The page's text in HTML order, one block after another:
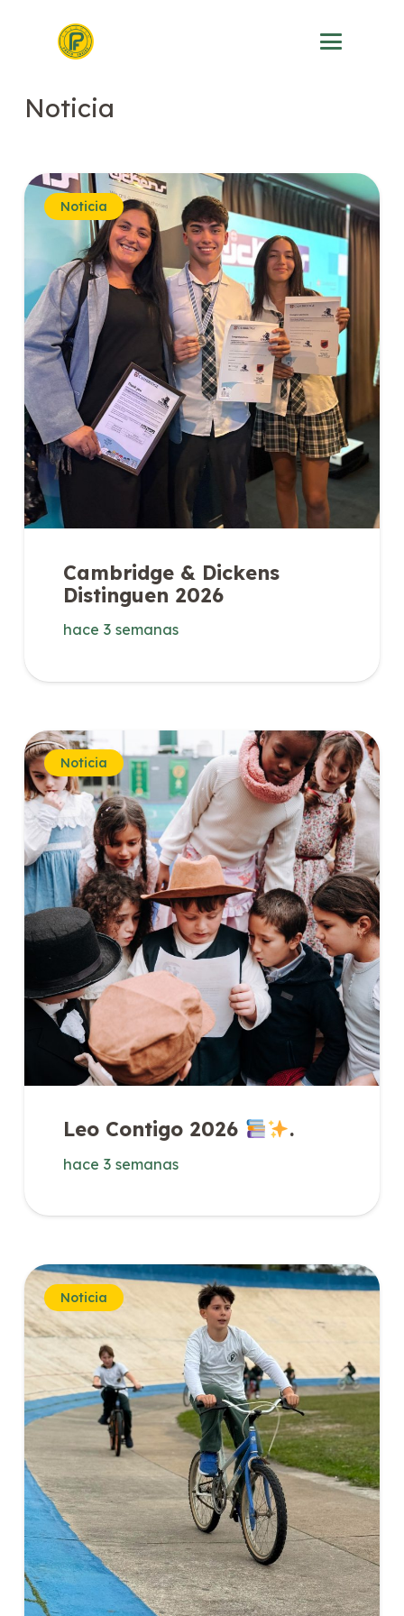
Noticia
Noticia
Cambridge & Dickens
Distinguen 2026
hace 3 semanas
Noticia
Leo Contigo 2026 .
hace 3 semanas
Noticia